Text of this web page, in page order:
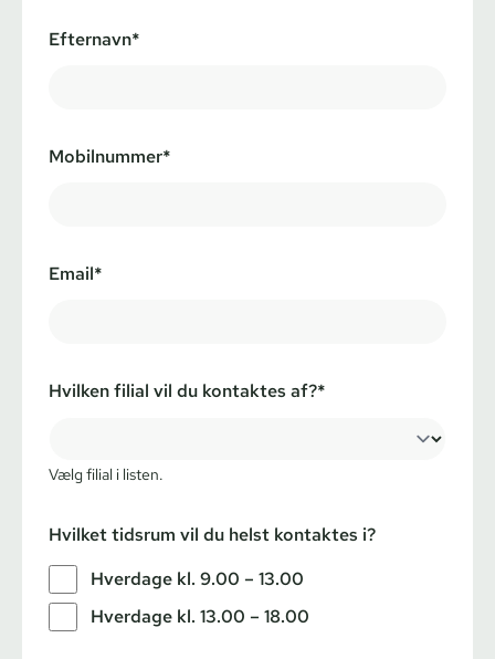
Efternavn*
Mobilnummer*
Email*
Hvilken filial vil du kontaktes af?*
Vælg filial i listen.
Hvilket tidsrum vil du helst kontaktes i?
Hverdage kl. 9.00 – 13.00
Hverdage kl. 13.00 – 18.00